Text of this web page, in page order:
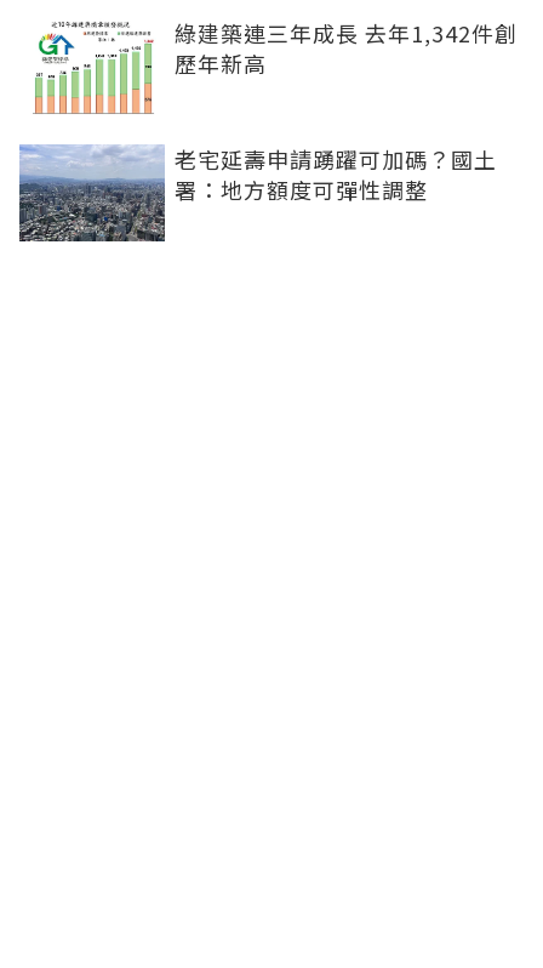
綠建築連三年成長 去年1,342件創
歷年新高
老宅延壽申請踴躍可加碼？國土
署：地方額度可彈性調整